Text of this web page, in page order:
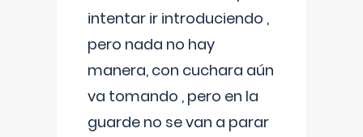
intentar ir introduciendo ,
pero nada no hay
manera, con cuchara aún
va tomando , pero en la
guarde no se van a parar